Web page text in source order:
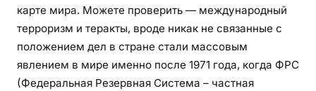
карте мира. Можете проверить — международный
терроризм и теракты, вроде никак не связанные с
положением дел в стране стали массовым
явлением в мире именно после 1971 года, когда ФРС
(Федеральная Резервная Система – частная